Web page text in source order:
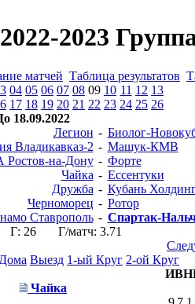
2023
матчей Таблица результатов
04 05 06 07 08 09 10 11 12 13
17 18 19 20 21 22 23 24 25 26
18.09.2022
Легион - Биолог-
Владикавказ-2 - Машук-КМВ
на-Дону - Форте
Чайка - Ессентуки
Дружба - Кубань
Черноморец - Ротор
Ставрополь - Спартак-
Г: 26 Г/матч: 3.71
Дома Выезд 1-ый Круг 2-ой Круг
ИВН
Чайка